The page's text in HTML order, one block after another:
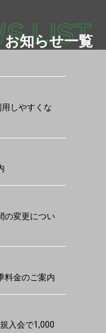
LIST
お知らせ一覧
用しやすくな
の変更につい
料金のご案内
入会で1,000